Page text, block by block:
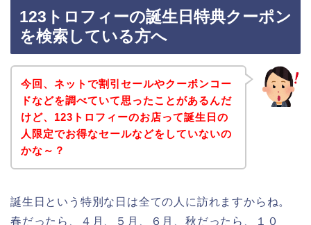
123トロフィーの誕生日特典クーポン
を検索している方へ
今回、ネットで割引セールやクーポンコー
ドなどを調べていて思ったことがあるんだ
けど、123トロフィーのお店って誕生日の
人限定でお得なセールなどをしていないの
かな～？
誕生日という特別な日は全ての人に訪れますからね。
春だったら、４月、５月、６月、秋だったら、１０